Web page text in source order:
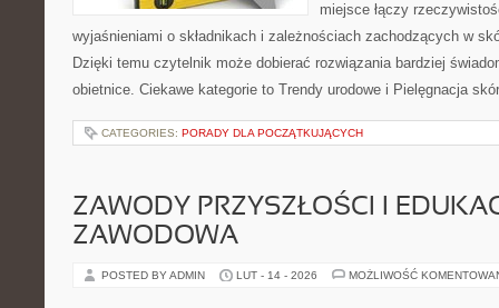
miejsce łączy
wyjaśnieniami o składnikach i zależnościach zachodzących w
Dzięki temu czytelnik może dobierać rozwiązania bardziej
obietnice. Ciekawe kategorie to Trendy urodowe i Pielęgnacja
CATEGORIES: PORADY DLA POCZĄTKUJĄCYCH
ZAWODY PRZYSZŁOŚCI I
ZAWODOWA
POSTED BY ADMIN LUT - 14 - 2026 MOŻLIWOŚĆ